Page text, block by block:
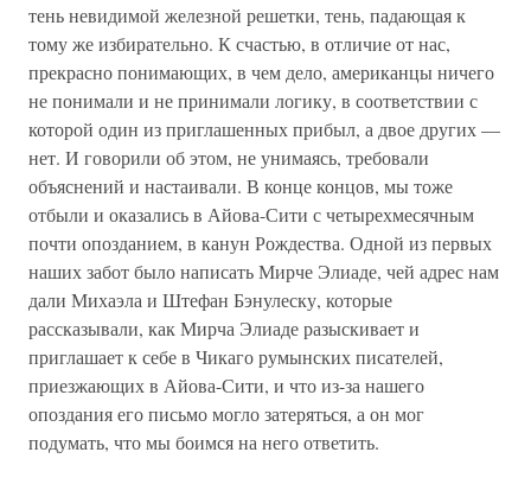
тень невидимой железной решетки, тень, падающая к
тому же избирательно. К счастью, в отличие от нас,
прекрасно понимающих, в чем дело, американцы ничего
не понимали и не принимали логику, в соответствии с
которой один из приглашенных прибыл, а двое других —
нет. И говорили об этом, не унимаясь, требовали
объяснений и настаивали. В конце концов, мы тоже
отбыли и оказались в Айова-Сити с четырехмесячным
почти опозданием, в канун Рождества. Одной из первых
наших забот было написать Мирче Элиаде, чей адрес нам
дали Михаэла и Штефан Бэнулеску, которые
рассказывали, как Мирча Элиаде разыскивает и
приглашает к себе в Чикаго румынских писателей,
приезжающих в Айова-Сити, и что из-за нашего
опоздания его письмо могло затеряться, а он мог
подумать, что мы боимся на него ответить.